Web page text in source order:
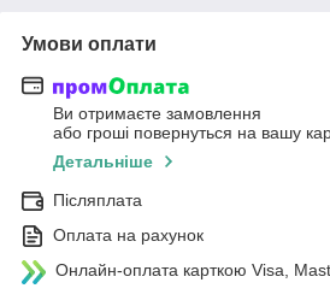
Умови оплати
Ви отримаєте замовлення
або гроші повернуться на вашу
Детальніше
Післяплата
Оплата на рахунок
Онлайн-оплата карткою Visa,